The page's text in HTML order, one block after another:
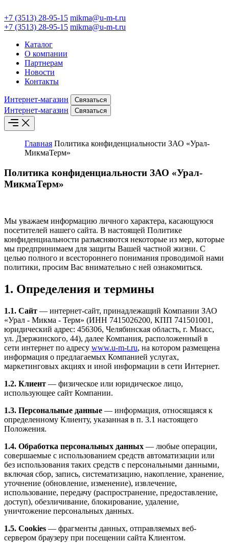
+7 (3513) 28-95-15 mikma@u-m-t.ru
+7 (3513) 28-95-15 mikma@u-m-t.ru
Каталог
О компании
Партнерам
Новости
Контакты
Интернет-магазин Связаться
Интернет-магазин Связаться
Главная Политика конфиденциальности ЗАО «Урал-
МикмаТерм»
Политика конфиденциальности ЗАО «Урал-
МикмаТерм»
Мы уважаем информацию личного характера, касающуюся
посетителей нашего сайта. В настоящей Политике
конфиденциальности разъясняются некоторые из мер, которые
мы предпринимаем для защиты Вашей частной жизни. С
целью полного и всестороннего понимания проводимой нами
политики, просим Вас внимательно с ней ознакомиться.
1. Определения и термины
1.1. Сайт — интернет-сайт, принадлежащий Компании ЗАО
«Урал - Микма - Терм» (ИНН 7415026200, КПП 741501001,
юридический адрес: 456306, Челябинская область, г. Миасс,
ул. Дзержинского, 44), далее Компания, расположенный в
сети интернет по адресу www.u-m-t.ru, на котором размещена
информация о предлагаемых Компанией услугах,
маркетинговых акциях и иной информации в сети Интернет.
1.2. Клиент — физическое или юридическое лицо,
использующее сайт Компании.
1.3. Персональные данные — информация, относящаяся к
определенному Клиенту, указанная в п. 3.1 настоящего
Положения.
1.4. Обработка персональных данных — любые операции,
совершаемые с использованием средств автоматизации или
без использования таких средств с персональными данными,
включая сбор, запись, систематизацию, накопление, хранение,
уточнение (обновление, изменение), извлечение,
использование, передачу (распространение, предоставление,
доступ), обезличивание, блокирование, удаление,
уничтожение персональных данных.
1.5. Cookies — фрагменты данных, отправляемых веб-
сервером браузеру при посещении сайта Клиентом.